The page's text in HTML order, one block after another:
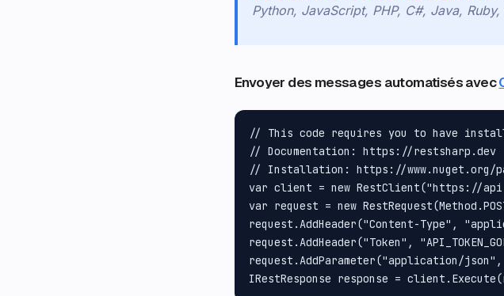
Python, JavaScript, PHP, C#, Java,
Envoyer des messages automatisés avec
// This code requires you to have
// Documentation: https://restsharp.dev
// Installation: https://www.nuget.org/
var client = new RestClient("https://
var request = new
request.AddHeader("Content-Type",
request.AddHeader("Token",
request.AddParameter("application/json",